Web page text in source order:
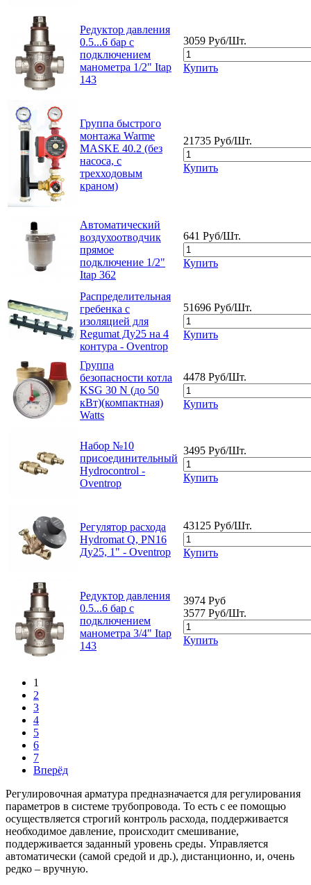
Редуктор давления
0.5...6 бар с
подключением
манометра 1/2" Itap
143
3059 Руб/Шт.
Купить
Группа быстрого
монтажа Warme
MASKE 40.2 (без
насоса, с
трехходовым
краном)
21735 Руб/Шт.
Купить
Автоматический
воздухоотводчик
прямое
подключение 1/2"
Itap 362
641 Руб/Шт.
Купить
Распределительная
гребенка с
изоляцией для
Regumat Ду25 на 4
контура - Oventrop
51696 Руб/Шт.
Купить
Группа
безопасности котла
KSG 30 N (до 50
кВт)(компактная)
Watts
4478 Руб/Шт.
Купить
Набор №10
присоединительный
Hydrocontrol -
Oventrop
3495 Руб/Шт.
Купить
Регулятор расхода
Hydromat Q, PN16
Ду25, 1" - Oventrop
43125 Руб/Шт.
Купить
Редуктор давления
0.5...6 бар с
подключением
манометра 3/4" Itap
143
3974 Руб
3577 Руб/Шт.
Купить
1
2
3
4
5
6
7
Вперёд
Регулировочная арматура предназначается для регулирования
параметров в системе трубопровода. То есть с ее помощью
осуществляется строгий контроль расхода, поддерживается
необходимое давление, происходит смешивание,
поддерживается заданный уровень среды. Управляется
автоматически (самой средой и др.), дистанционно, и, очень
редко – вручную.